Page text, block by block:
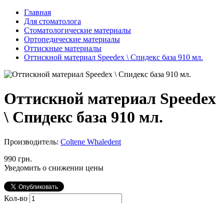
Главная
Для стоматолога
Стоматологические материалы
Ортопедические материалы
Оттискные материалы
Оттискной материал Speedex \ Спидекс база 910 мл.
Оттискной материал Speedex
\ Спидекс база 910 мл.
Производитель: Coltene Whaledent
990 грн.
Уведомить о снижении цены
Кол-во